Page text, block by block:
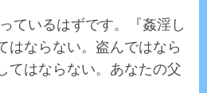
ているはずです。『姦淫し
はならない。盗んではなら
てはならない。あなたの父